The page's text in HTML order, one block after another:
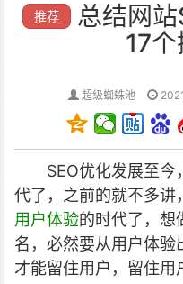
推荐
总结网
17
超级蜘蛛池
SEO优化发展至
代了，之前的就不多讲
用户体验的时代了，想
名，必然要从用户体验
才能留住用户，留住用